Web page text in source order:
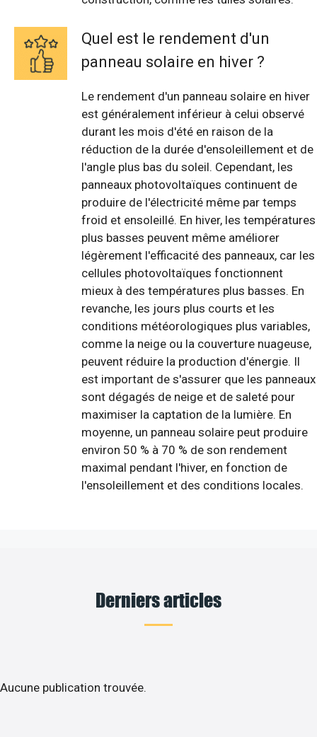
Quel est le rendement d'un
panneau solaire en hiver ?
Le rendement d'un panneau solaire en hiver
est généralement inférieur à celui observé
durant les mois d'été en raison de la
réduction de la durée d'ensoleillement et de
l'angle plus bas du soleil. Cependant, les
panneaux photovoltaïques continuent de
produire de l'électricité même par temps
froid et ensoleillé. En hiver, les températures
plus basses peuvent même améliorer
légèrement l'efficacité des panneaux, car les
cellules photovoltaïques fonctionnent
mieux à des températures plus basses. En
revanche, les jours plus courts et les
conditions météorologiques plus variables,
comme la neige ou la couverture nuageuse,
peuvent réduire la production d'énergie. Il
est important de s'assurer que les panneaux
sont dégagés de neige et de saleté pour
maximiser la captation de la lumière. En
moyenne, un panneau solaire peut produire
environ 50 % à 70 % de son rendement
maximal pendant l'hiver, en fonction de
l'ensoleillement et des conditions locales.
Derniers articles
Aucune publication trouvée.